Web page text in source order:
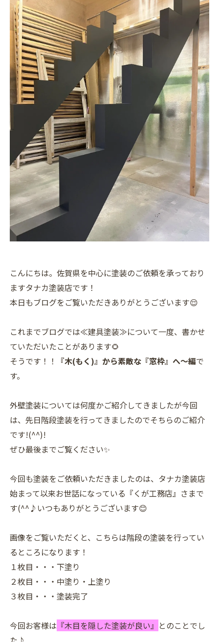
こんにちは。佐賀県を中心に塗装のご依頼を承っており
ますタナカ塗装店です！
本日もブログをご覧いただきありがとうございます😌
これまでブログでは≪建具塗装≫について一度、書かせ
ていただいたことがあります🌻
そうです！！
『木(もく)』から素敵な『窓枠』へ～編で
す。
外壁塗装については何度かご紹介してきましたが今回
は、先日階段塗装を行ってきましたのでそちらのご紹介
です!(^^)!
ぜひ最後までご覧ください✨
今回も塗装をご依頼いただきましたのは、タナカ塗装店
始まって以来お世話になっている『くが工務店』さまで
す(^^♪いつもありがとうございます😊
画像をご覧いただくと、こちらは階段の塗装を行ってい
るところになります！
１枚目・・・下塗り
２枚目・・・中塗り・上塗り
３枚目・・・塗装完了
今回お客様は 『木目を隠した塗装が良い』 とのことでし